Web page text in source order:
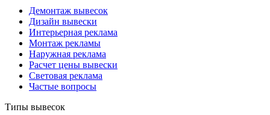
Демонтаж вывесок
Дизайн вывески
Интерьерная реклама
Монтаж рекламы
Наружная реклама
Расчет цены вывески
Световая реклама
Частые вопросы
Типы вывесок